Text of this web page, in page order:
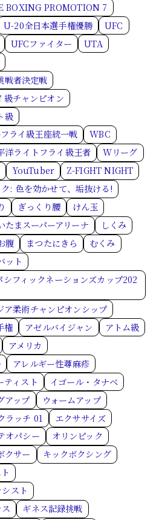
BOXING PROMOTION 7
U-20全日本選手権優勝
UFC
UFCファイター
UTA
戦者決定戦
級チャンピオン
級
ライ級王座統一戦
WBC
洋ライトフライ級王者
Wリーグ
YouTuber
Z-FIGHT NIGHT
ク: 色を効かせて、垢抜ける!
ぎっくり腰
けん玉
たまスーパーアリーナ
しくみ
腹 まつたにきら
むくみ
ット
フィックネーションズカップ202
ア柔術チャンピオンシップ
権 アゼルバイジャン
アトム級
アメリカ
アレルギー性蕁麻疹
ティスト
イゴール・タナベ
アップ
ウォームアップ
ラッチ 01
エクササイズ
オパシー
オリンピック
クサー
キックボクシング
スト
ギネス記録挑戦